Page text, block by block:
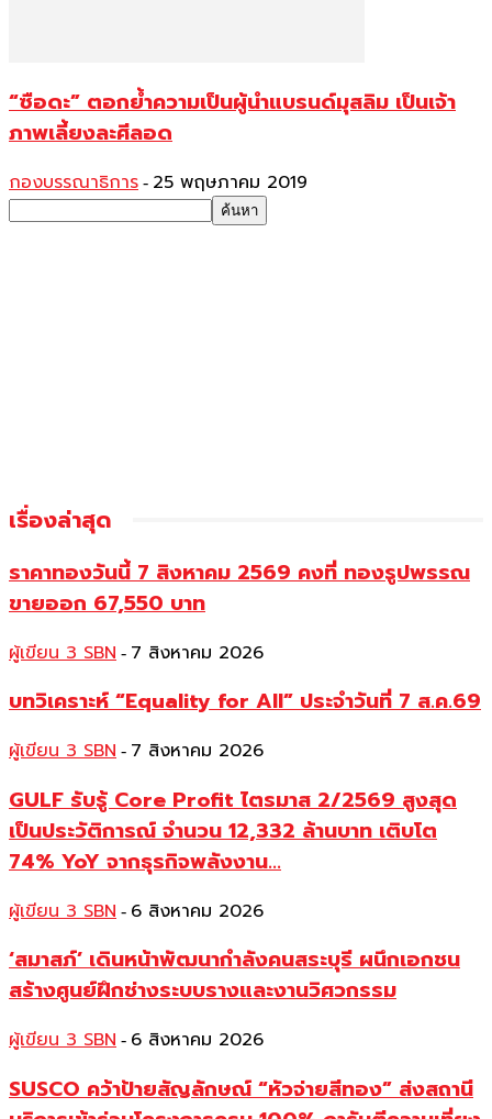
“ซือดะ” ตอกย้ำความเป็นผู้นำแบรนด์มุสลิม เป็นเจ้า
ภาพเลี้ยงละศีลอด
กองบรรณาธิการ - 25 พฤษภาคม 2019
เรื่องล่าสุด
ราคาทองวันนี้ 7 สิงหาคม 2569 คงที่ ทองรูปพรรณ
ขายออก 67,550 บาท
ผู้เขียน 3 SBN - 7 สิงหาคม 2026
บทวิเคราะห์ “Equality for All” ประจำวันที่ 7 ส.ค.69
ผู้เขียน 3 SBN - 7 สิงหาคม 2026
GULF รับรู้ Core Profit ไตรมาส 2/2569 สูงสุด
เป็นประวัติการณ์ จำนวน 12,332 ล้านบาท เติบโต
74% YoY จากธุรกิจพลังงาน...
ผู้เขียน 3 SBN - 6 สิงหาคม 2026
‘สมาสภ์’ เดินหน้าพัฒนากำลังคนสระบุรี ผนึกเอกชน
สร้างศูนย์ฝึกช่างระบบรางและงานวิศวกรรม
ผู้เขียน 3 SBN - 6 สิงหาคม 2026
SUSCO คว้าป้ายสัญลักษณ์ “หัวจ่ายสีทอง” ส่งสถานี